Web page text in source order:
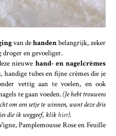
van dehandenbelangrijk, zeker
en gevoeliger.
nieuwe hand- en nagelcrèmes
tubes en fijne crèmes die je
vettig aan te voelen, en ook
te gaan voeden.(Je hebt trouwens
om een setje te winnen, want deze drie
die ik weggeef, klik hier).
Pamplemousse Rose en Feuille